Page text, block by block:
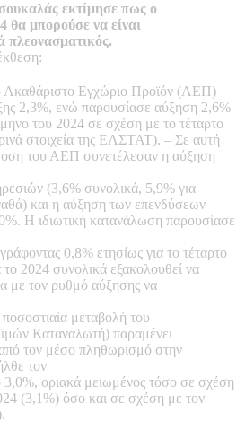
εκτίμησε πως ο
θα μπορούσε να είναι
πλεονασματικός.
Ακαθάριστο Εγχώριο Προϊόν (ΑΕΠ)
2,3%, ενώ παρουσίασε αύξηση 2,6%
του 2024 σε σχέση με το τέταρτο
στοιχεία της ΕΛΣΤΑΤ). – Σε αυτή
του ΑΕΠ συνετέλεσαν η αύξηση
(3,6% συνολικά, 5,9% για
και η αύξηση των επενδύσεων
Η ιδιωτική κατανάλωση παρουσίασε
0,8% ετησίως για το τέταρτο
2024 συνολικά εξακολουθεί να
με τον ρυθμό αύξησης να
μεταβολή του
Καταναλωτή) παραμένει
τον μέσο πληθωρισμό στην
τον
οριακά μειωμένος τόσο σε σχέση
(3,1%) όσο και σε σχέση με τον